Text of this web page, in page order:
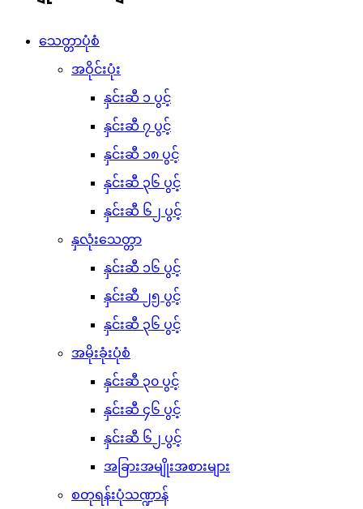
သေတ္တာပုံစံ
အဝိုင်းပုံး
နှင်းဆီ ၁ ပွင့်
နှင်းဆီ ၇ ပွင့်
နှင်းဆီ ၁၈ ပွင့်
နှင်းဆီ ၃၆ ပွင့်
နှင်းဆီ ၆၂ ပွင့်
နှလုံးသေတ္တာ
နှင်းဆီ ၁၆ ပွင့်
နှင်းဆီ ၂၅ ပွင့်
နှင်းဆီ ၃၆ ပွင့်
အမိုးခုံးပုံစံ
နှင်းဆီ ၃၀ ပွင့်
နှင်းဆီ ၄၆ ပွင့်
နှင်းဆီ ၆၂ ပွင့်
အခြားအမျိုးအစားများ
စတုရန်းပုံသဏ္ဍာန်